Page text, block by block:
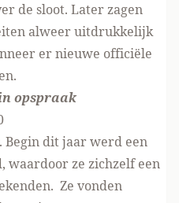
de sloot. Later zagen
alweer uitdrukkelijk
er nieuwe officiële
opspraak
dit jaar werd een
waardoor ze zichzelf een
Ze vonden